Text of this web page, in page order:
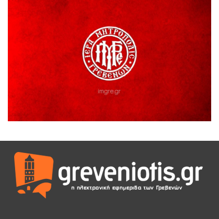
H παραδοχή λαθών είναι (και) δύναμη
5 Αυγούστου 2026
Ο ΑΝΔΡΕΑΣ ΑΣΛΑΝΙΔΗΣ ΣΥΝΕΧΙΖΕΙ ΣΤΟΝ ΠΡΩΤΕΑ
ΓΡΕΒΕΝΩΝ
5 Αυγούστου 2026
Ευχαριστήριο Εκπολιτιστικού Συλλόγου Ταξιάρχη προς κ.
Παρασχάκη Αθανάσιο
5 Αυγούστου 2026
Διακοπή υδροδότησης του Α΄ κλάδου ύδρευσης
5 Αυγούστου 2026
Θερινό Σινεμά στο πλαίσιο του «Πολιτιστικού
Καλοκαιριού 2026» με την βραβευμένη ταινία «Μικρές
Ανάσες».
5 Αυγούστου 2026